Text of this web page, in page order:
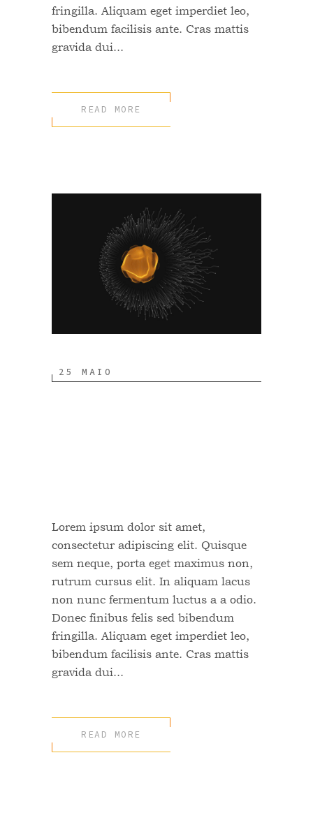
fringilla. Aliquam eget imperdiet leo,
bibendum facilisis ante. Cras mattis
gravida dui...
READ MORE
25 MAIO
Lorem ipsum dolor sit amet,
consectetur adipiscing elit. Quisque
sem neque, porta eget maximus non,
rutrum cursus elit. In aliquam lacus
non nunc fermentum luctus a a odio.
Donec finibus felis sed bibendum
fringilla. Aliquam eget imperdiet leo,
bibendum facilisis ante. Cras mattis
gravida dui...
READ MORE